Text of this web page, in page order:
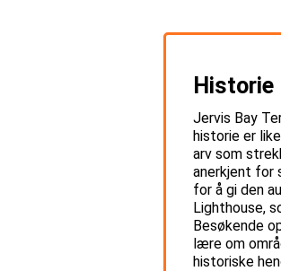
Historie
Jervis Bay
historie er
arv som
anerkjent for
for å gi den
Lighthouse,
Besøkende
lære om
historiske